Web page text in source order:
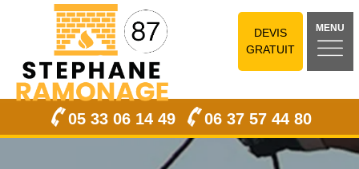
DEVIS
GRATUIT
MENU
05 33 06 14 49 06 37 57 44 80